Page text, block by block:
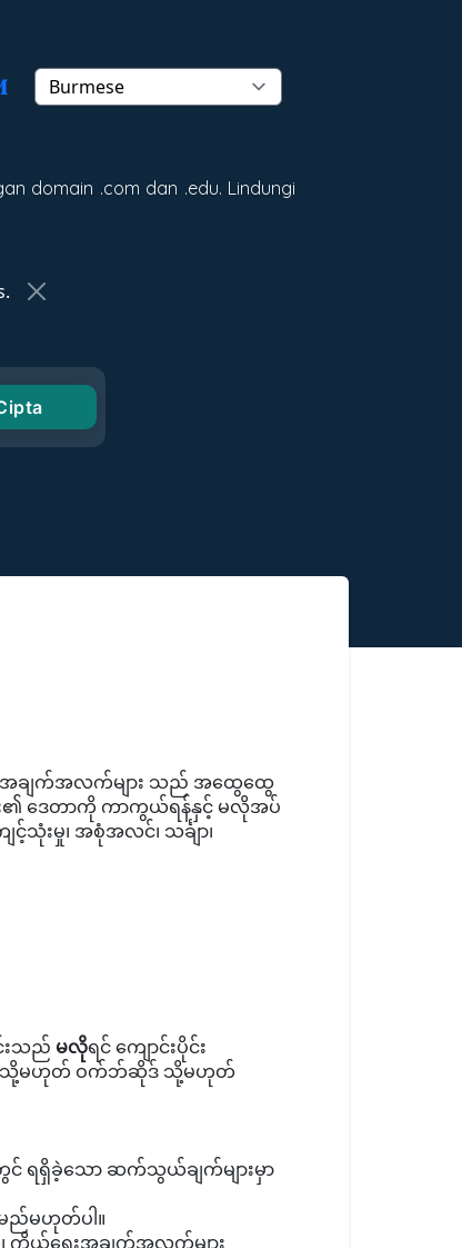
domain .com dan .edu. Lindungi
အချက်အလက်များ သည် အထွေထွေ
ား၏ ဒေတာကို ကာကွယ်ရန်နှင့် မလိုအပ်
းမှု၊ အစုံအလင်၊ သင်္ချာ၊
းသည် မလိုရင် ကျောင်းပိုင်း
င်ရန် သို့မဟုတ် ဝက်ဘ်ဆိုဒ် သို့မဟုတ်
င် ရရှိခဲ့သော ဆက်သွယ်ချက်များမှာ
ည်မဟုတ်ပါ။
၊ ကိုယ်ရေးအချက်အလက်များ